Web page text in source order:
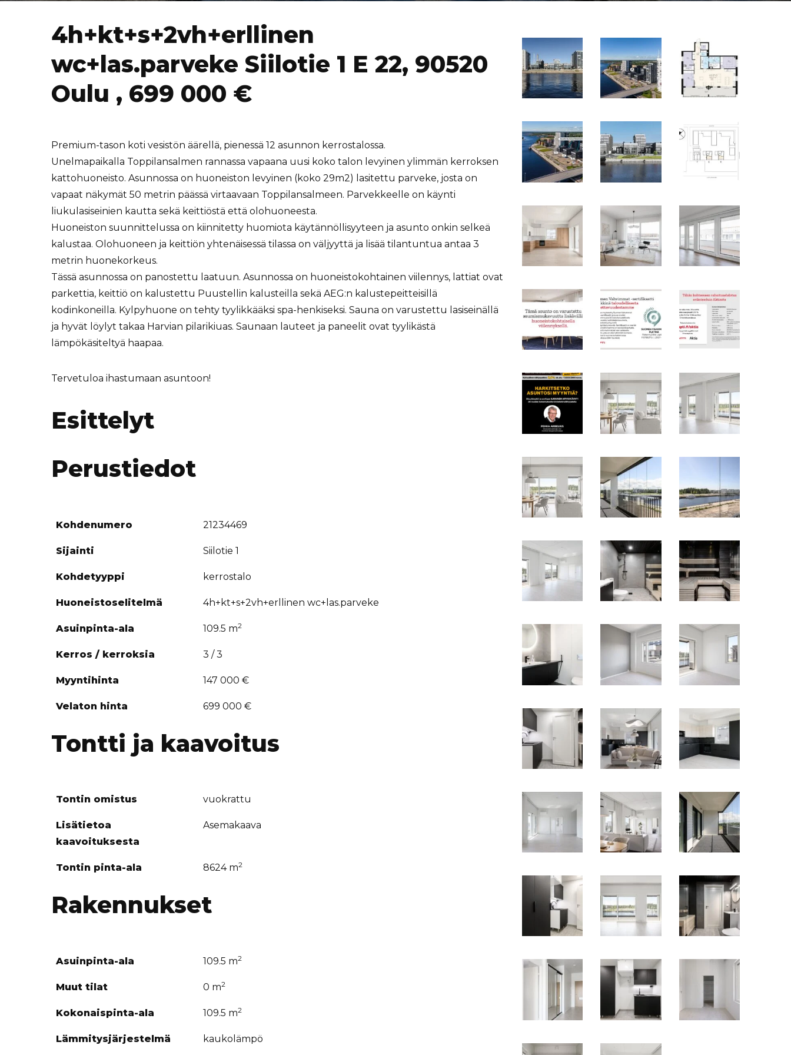
4h+kt+s+2vh+erllinen
wc+las.parveke Siilotie 1 E 22, 90520
Oulu , 699 000 €
Premium-tason koti vesistön äärellä, pienessä 12 asunnon kerrostalossa.
Unelmapaikalla Toppilansalmen rannassa vapaana uusi koko talon levyinen ylimmän kerroksen
kattohuoneisto. Asunnossa on huoneiston levyinen (koko 29m2) lasitettu parveke, josta on
vapaat näkymät 50 metrin päässä virtaavaan Toppilansalmeen. Parvekkeelle on käynti
liukulasiseinien kautta sekä keittiöstä että olohuoneesta.
Huoneiston suunnittelussa on kiinnitetty huomiota käytännöllisyyteen ja asunto onkin selkeä
kalustaa. Olohuoneen ja keittiön yhtenäisessä tilassa on väljyyttä ja lisää tilantuntua antaa 3
metrin huonekorkeus.
Tässä asunnossa on panostettu laatuun. Asunnossa on huoneistokohtainen viilennys, lattiat ovat
parkettia, keittiö on kalustettu Puustellin kalusteilla sekä AEG:n kalustepeitteisillä
kodinkoneilla. Kylpyhuone on tehty tyylikkääksi spa-henkiseksi. Sauna on varustettu lasiseinällä
ja hyvät löylyt takaa Harvian pilarikiuas. Saunaan lauteet ja paneelit ovat tyylikästä
lämpökäsiteltyä haapaa.
Tervetuloa ihastumaan asuntoon!
Esittelyt
Perustiedot
Kohdenumero 21234469
Sijainti Siilotie 1
Kohdetyyppi kerrostalo
Huoneistoselitelmä 4h+kt+s+2vh+erllinen wc+las.parveke
Asuinpinta-ala 109.5 m2
Kerros / kerroksia 3 / 3
Myyntihinta 147 000 €
Velaton hinta 699 000 €
Tontti ja kaavoitus
Tontin omistus vuokrattu
Lisätietoa
kaavoituksesta
Asemakaava
Tontin pinta-ala 8624 m2
Rakennukset
Asuinpinta-ala 109.5 m2
Muut tilat 0 m2
Kokonaispinta-ala 109.5 m2
Lämmitysjärjestelmä kaukolämpö